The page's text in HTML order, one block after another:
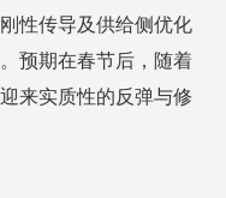
性传导及供给侧优化
预期在春节后，随着
来实质性的反弹与修